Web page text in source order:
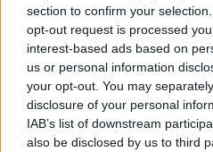
section to confirm your
opt-out request is processed
interest-based ads based on
us or personal information
your opt-out. You may
disclosure of your personal
IAB’s list of downstream
also be disclosed by us to third
Recomandările